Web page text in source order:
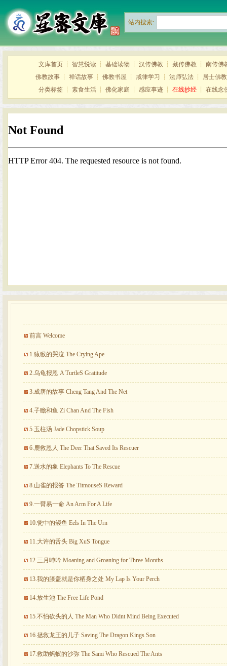
站内搜索:
文库首页 ┊ 智慧悦读 ┊ 基础读物 ┊ 汉传佛教 ┊ 藏传佛教 ┊ 南传佛
佛教故事 ┊ 禅话故事 ┊ 佛教书屋 ┊ 戒律学习 ┊ 法师弘法 ┊ 居士佛教
分类标签 ┊ 素食生活 ┊ 佛化家庭 ┊ 感应事迹 ┊ 在线抄经 ┊ 在线念
前言 Welcome
1.猿猴的哭泣 The Crying Ape
2.乌龟报恩 A TurtleS Gratitude
3.成唐的故事 Cheng Tang And The Net
4.子瞻和鱼 Zi Chan And The Fish
5.玉柱汤 Jade Chopstick Soup
6.鹿救恩人 The Deer That Saved Its Rescuer
7.送水的象 Elephants To The Rescue
8.山雀的报答 The TitmouseS Reward
9.一臂易一命 An Arm For A Life
10.瓮中的鳗鱼 Eels In The Urn
11.大许的舌头 Big XuS Tongue
12.三月呻吟 Moaning and Groaning for Three Months
13.我的膝盖就是你栖身之处 My Lap Is Your Perch
14.放生池 The Free Life Pond
15.不怕砍头的人 The Man Who Didnt Mind Being Executed
16.拯救龙王的儿子 Saving The Dragon Kings Son
17.救助蚂蚁的沙弥 The Sami Who Rescued The Ants